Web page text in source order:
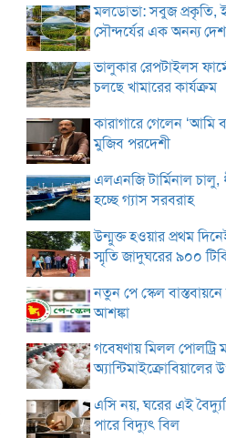
মলডোভা: সবুজ প্রকৃতি,
সৌন্দর্যের এক অনন্য দেশ
ভালুকার রেপটাইলস
চলছে খামারের কার্যক্রম
কারাগারে গেলেন ‘আমি
মুজিব পরদেশী
এলএনজি টার্মিনাল চালু,
হচ্ছে গ্যাস সরবরাহ
উন্মুক্ত হওয়ার প্রথম
স্মৃতি জাদুঘরের ৯০০
নতুন পে স্কেল
আশঙ্কা
গবেষণায় মিলল পোলট্রি
অ্যান্টিমাইক্রোবিয়ালের
এসি নয়, ঘরের এই
পারে বিদ্যুৎ বিল